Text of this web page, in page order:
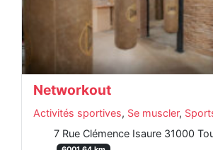
Networkout
Activités sportives, Se muscler,
7 Rue Clémence Isaure 31000